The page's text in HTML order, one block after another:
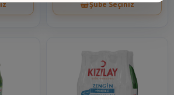
Şube Seçiniz